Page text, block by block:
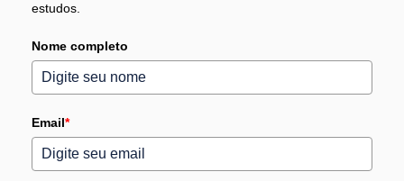
estudos.
Nome completo
Email*